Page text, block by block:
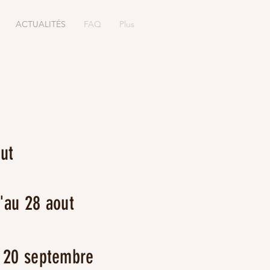
ACTUALITÉS FAQ Plus
28 aout
septembre